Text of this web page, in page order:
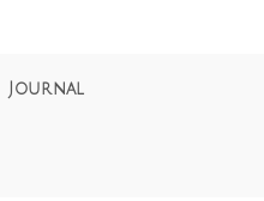
Journal